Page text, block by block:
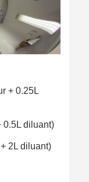
+ 0.25L
0.5L diluant)
2L diluant)